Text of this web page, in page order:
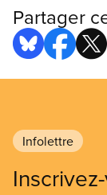
Partager
Infolettre